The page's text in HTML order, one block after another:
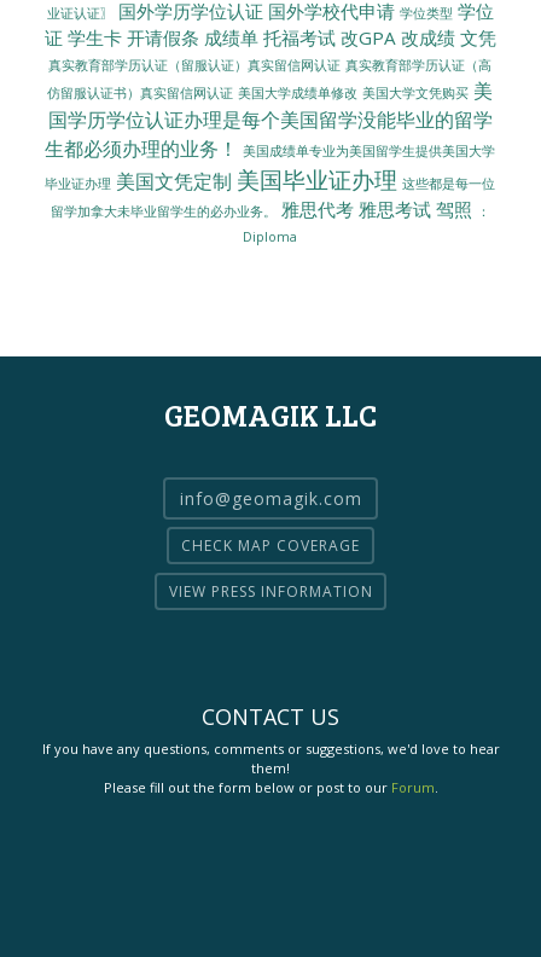
业证认证〗
国外学历学位认证 国外学校代申请 学位类型 学位
证 学生卡 开请假条 成绩单 托福考试 改GPA 改成绩 文凭
真实教育部学历认证（留服认证）真实留信网认证 真实教育部学历认证（高
仿留服认证书）真实留信网认证 美国大学成绩单修改 美国大学文凭购买 美
国学历学位认证办理是每个美国留学没能毕业的留学
生都必须办理的业务！
美国成绩单专业为美国留学生提供美国大学
毕业证办理 美国文凭定制 美国毕业证办理 这些都是每一位
留学加拿大未毕业留学生的必办业务。
雅思代考 雅思考试 驾照
：
Diploma
GEOMAGIK LLC
info@geomagik.com
CHECK MAP COVERAGE
VIEW PRESS INFORMATION
CONTACT US
If you have any questions, comments or suggestions, we'd love to hear
them!
Please fill out the form below or post to our Forum